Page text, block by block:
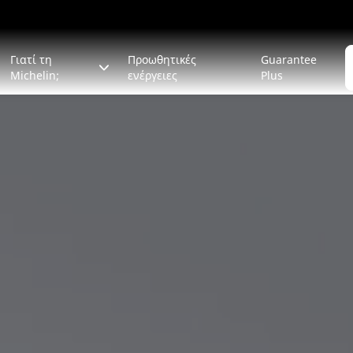
Γιατί τη
Michelin;
Προωθητικές
ενέργειες
Guarantee
Plus